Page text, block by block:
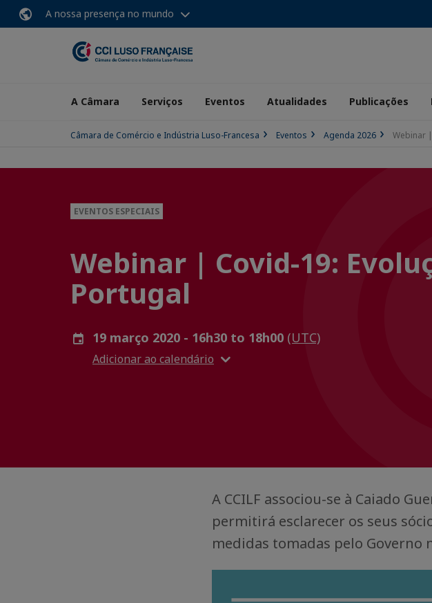
A nossa presença no mundo
A Câmara Serviços Eventos Atualidades Publicações
Câmara de Comércio e Indústria Luso-Francesa Eventos Agenda 2026 Webinar
EVENTOS ESPECIAIS
Webinar | Covid-19:
Portugal
19 março 2020 - 16h30 to 18h00 (UTC)
Adicionar ao calendário
A CCILF associou-se à Caiado
permitirá esclarecer os seus
medidas tomadas pelo Governo